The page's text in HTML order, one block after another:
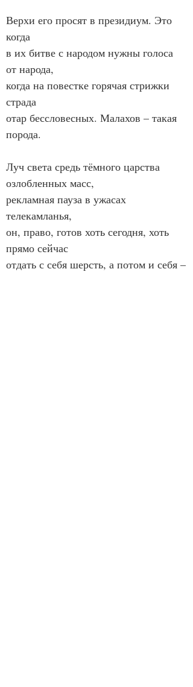
Верхи его просят в президиум. Это
когда
в их битве с народом нужны голоса
от народа,
когда на повестке горячая стрижки
страда
отар бессловесных. Малахов – такая
порода.
Луч света средь тёмного царства
озлобленных масс,
рекламная пауза в ужасах
телекамланья,
он, право, готов хоть сегодня, хоть
прямо сейчас
отдать с себя шерсть, а потом и себя –